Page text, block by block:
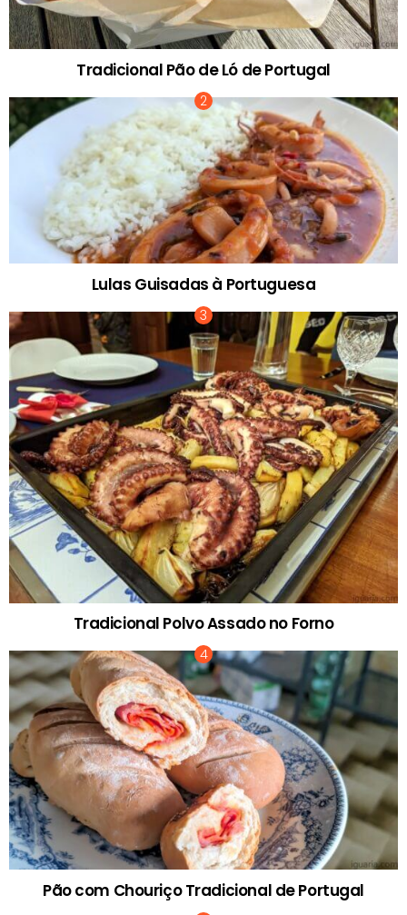
Tradicional Pão de Ló de Portugal
Lulas Guisadas à Portuguesa
Tradicional Polvo Assado no Forno
Pão com Chouriço Tradicional de Portugal